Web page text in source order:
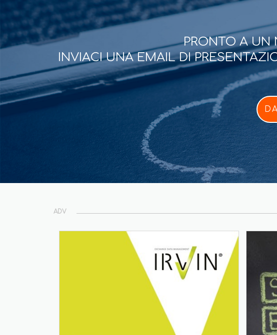
PRONTO A UN
INVIACI UNA EMAIL DI
ADV